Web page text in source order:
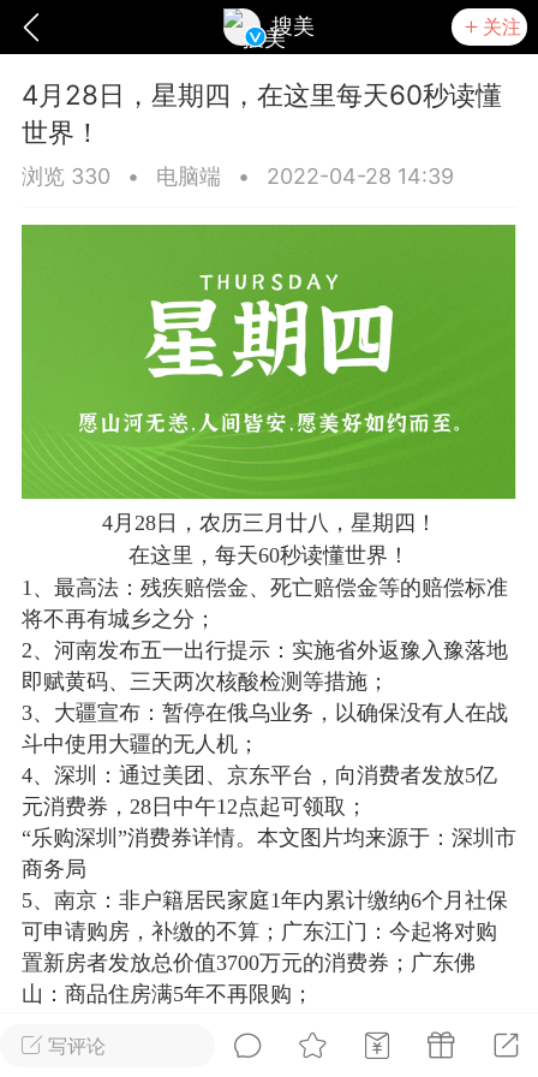
搜美 关注
爆汗熊 卡卡动能素 无创溶斑术
美业357 芯诗妍 卡卡美业
每次200金币 点击购买
师 小熊水光
爆汗熊
脂
卡卡动能素
皇斯普拉雅
术
DRYY面膜
爆款平台 Lv.8 靓号
加盟商
26 23:18
闪充小白罐
本/双效闪充，养出紧致小白脸！一、项
充小白罐 = 闪充大白肌（仪器）× 草本
产品）×极光嫩肤啫喱（产品）这是一套
护...写评论
4月28日，星期四，在这里每天60秒读懂
世界！
浏览 330 • 电脑端 • 2022-04-28 14:39
4月28日，农历三月廿八，星期四！
在这里，每天60秒读懂世界！
1、最高法：残疾赔偿金、死亡赔偿金等的赔偿标准
将不再有城乡之分；
2、河南发布五一出行提示：实施省外返豫入豫落地
即赋黄码、三天两次核酸检测等措施；
3、大疆宣布：暂停在俄乌业务，以确保没有人在战
斗中使用大疆的无人机；
4、深圳：通过美团、京东平台，向消费者发放5亿
元消费券，28日中午12点起可领取；
“乐购深圳”消费券详情。本文图片均来源于：深圳市
商务局
5、南京：非户籍居民家庭1年内累计缴纳6个月社保
可申请购房，补缴的不算；广东江门：今起将对购
置新房者发放总价值3700万元的消费券；广东佛
山：商品住房满5年不再限购；
千瓦时加1元；